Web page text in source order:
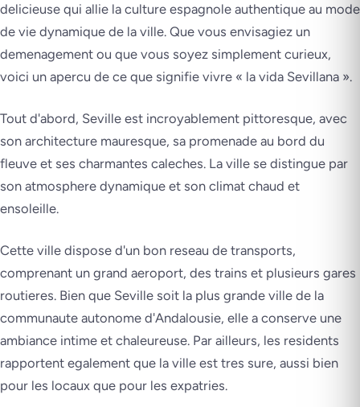
delicieuse qui allie la culture espagnole authentique au mode
de vie dynamique de la ville. Que vous envisagiez un
demenagement ou que vous soyez simplement curieux,
voici un apercu de ce que signifie vivre « la vida Sevillana ».
Tout d'abord, Seville est incroyablement pittoresque, avec
son architecture mauresque, sa promenade au bord du
fleuve et ses charmantes caleches. La ville se distingue par
son atmosphere dynamique et son climat chaud et
ensoleille.
Cette ville dispose d'un bon reseau de transports,
comprenant un grand aeroport, des trains et plusieurs gares
routieres. Bien que Seville soit la plus grande ville de la
communaute autonome d'Andalousie, elle a conserve une
ambiance intime et chaleureuse. Par ailleurs, les residents
rapportent egalement que la ville est tres sure, aussi bien
pour les locaux que pour les expatries.